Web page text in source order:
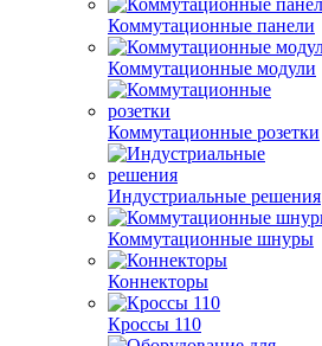
Коммутационные панели
Коммутационные модули
Коммутационные розетки
Индустриальные решения
Коммутационные шнуры
Коннекторы
Кроссы 110